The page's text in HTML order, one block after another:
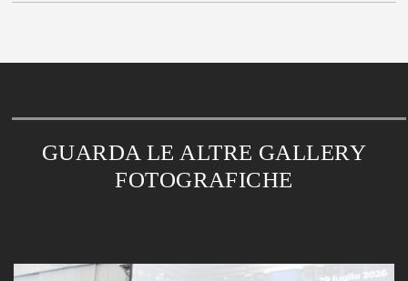
GUARDA LE ALTRE GALLERY
FOTOGRAFICHE